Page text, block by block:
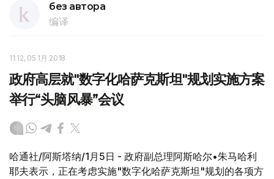
без автора
编译
11:12, 05 1月 2018
政府高层就"数字化哈萨克斯坦"规划实施方案
举行“头脑风暴”会议
哈通社/阿斯塔纳/1月5日 - 政府副总理阿斯哈尔•朱马哈利
耶夫表示，正在考虑实施"数字化哈萨克斯坦"规划的各项方